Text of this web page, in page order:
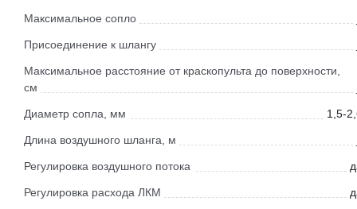
Максимальное сопло
Присоединение к шлангу
Максимальное расстояние от краскопульта до поверхности,
см
Диаметр сопла, мм 1,5-
Длина воздушного шланга, м
Регулировка воздушного потока
Регулировка расхода ЛКМ